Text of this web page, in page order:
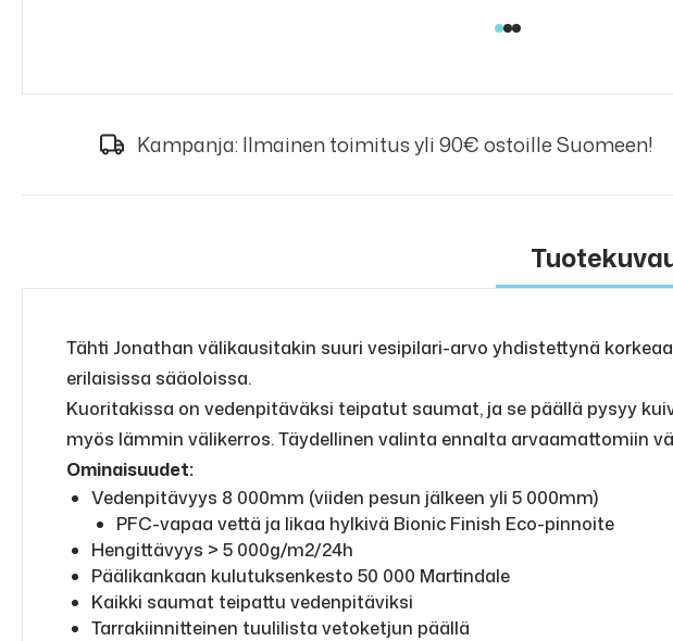
Kampanja: Ilmainen toimitus yli 90€ ostoille Suomeen!
Tähti Jonathan välikausitakin suuri vesipilari-arvo yhdistettynä
erilaisissa sääoloissa.
Kuoritakissa on vedenpitäväksi teipatut saumat, ja se päällä pysyy
myös lämmin välikerros. Täydellinen valinta ennalta arvaamattomiin
Ominaisuudet:
Vedenpitävyys 8 000mm (viiden pesun jälkeen yli 5 000mm)
PFC-vapaa vettä ja likaa hylkivä Bionic Finish Eco-pinnoite
Hengittävyys > 5 000g/m2/24h
Päälikankaan kulutuksenkesto 50 000 Martindale
Kaikki saumat teipattu vedenpitäviksi
Tarrakiinnitteinen tuulilista vetoketjun päällä